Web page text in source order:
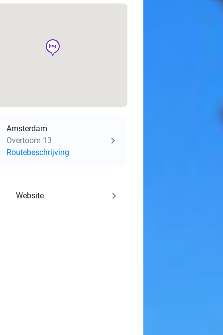
hotel
Amsterdam
Overtoom 13
Routebeschrijving
Website keyboard_arrow_right